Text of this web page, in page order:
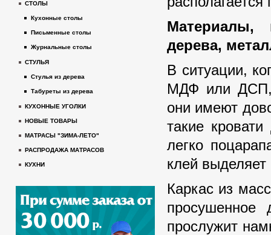
Материалы,
дерева,
В ситуации,
МДФ или ДСП,
они имеют
такие
легко
клей
Каркас из
просушенное
прослужит
СТОЛЫ
Кухонные столы
Письменные столы
Журнальные столы
СТУЛЬЯ
Стулья из дерева
Табуреты из дерева
КУХОННЫЕ УГОЛКИ
НОВЫЕ ТОВАРЫ
МАТРАСЫ "ЗИМА-ЛЕТО"
РАСПРОДАЖА МАТРАСОВ
КУХНИ